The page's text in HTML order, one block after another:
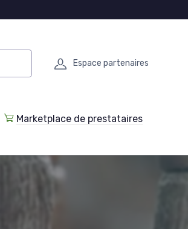
Espace partenaires
Marketplace de prestataires